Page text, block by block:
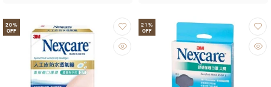
20%
OFF
21%
OFF